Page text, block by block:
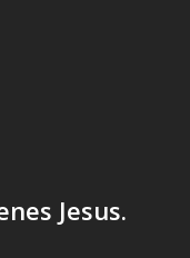
Jesus.